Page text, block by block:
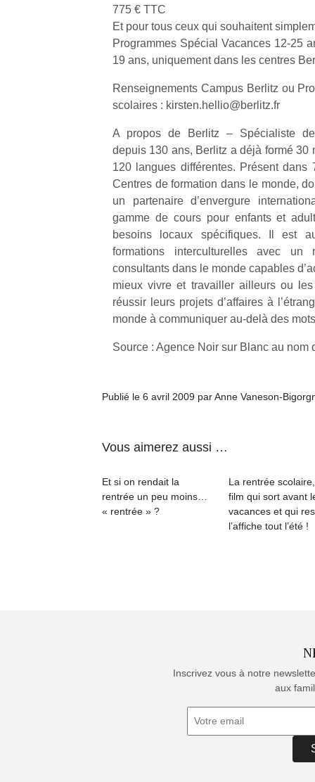
775 € TTC
Et pour tous ceux qui souhaitent
Programmes Spécial Vacances 12-25
19 ans, uniquement dans les centres
Renseignements Campus Berlitz ou
scolaires : kirsten.hellio@berlitz.fr
A propos de Berlitz – Spécialiste
depuis 130 ans, Berlitz a déjà formé 30
120 langues différentes. Présent
Centres de formation dans le monde,
un partenaire d’envergure
gamme de cours pour enfants et
besoins locaux spécifiques. Il est
formations interculturelles avec
consultants dans le monde capables
mieux vivre et travailler ailleurs ou
réussir leurs projets d’affaires à
monde à communiquer au-delà des
Source : Agence Noir sur Blanc au nom
Publié le 6 avril 2009 par Anne Vaneson-
Vous aimerez aussi …
Et si on rendait la
rentrée un peu moins…
« rentrée » ?
La rentrée
film qui sort avant
vacances et qui
l’affiche tout l’été !
Inscrivez vous à notre
aux